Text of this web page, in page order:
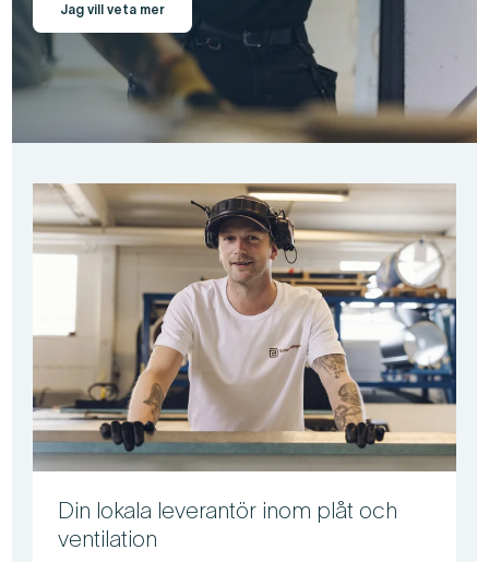
Jag vill veta mer
Din lokala leverantör inom plåt och
ventilation